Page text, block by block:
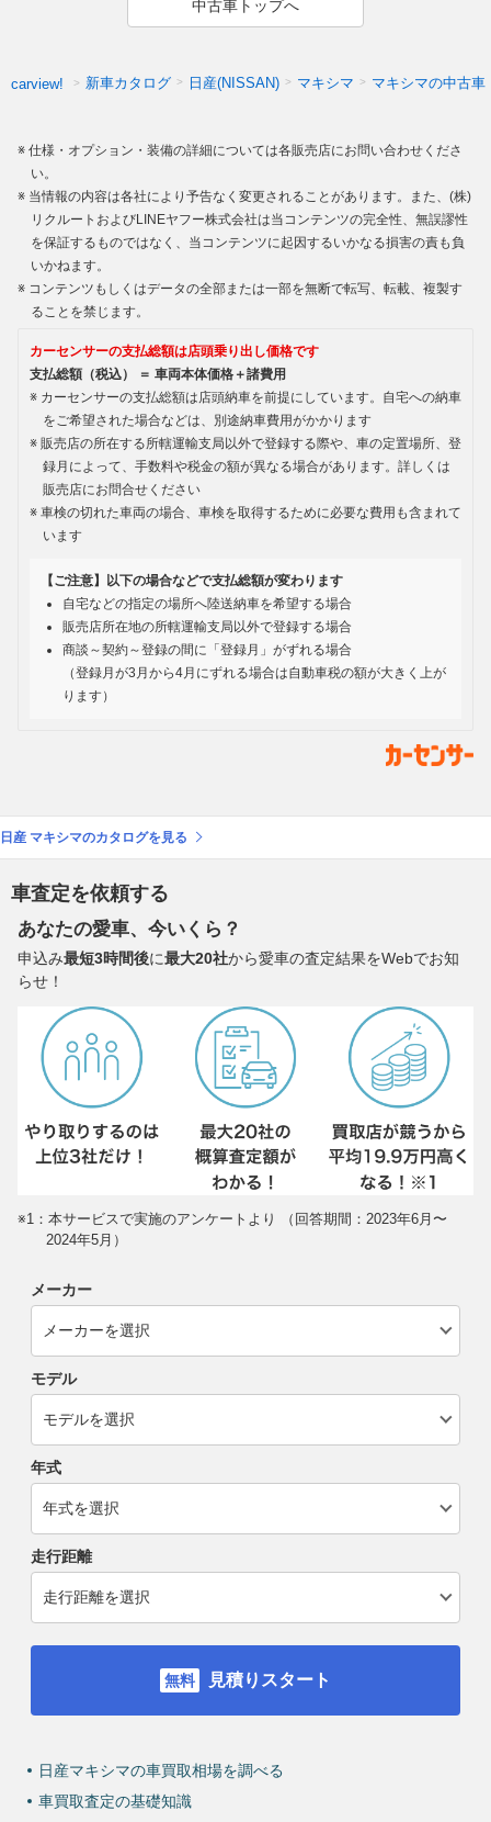
中古車トップへ
carview! 新車カタログ 日産(NISSAN) マキシマ マキシマの中古車
仕様・オプション・装備の詳細については各販売店にお問い合わせくださ
い。
当情報の内容は各社により予告なく変更されることがあります。また、(株)
リクルートおよびLINEヤフー株式会社は当コンテンツの完全性、無誤謬性
を保証するものではなく、当コンテンツに起因するいかなる損害の責も負
いかねます。
コンテンツもしくはデータの全部または一部を無断で転写、転載、複製す
ることを禁じます。
カーセンサーの支払総額は店頭乗り出し価格です
支払総額（税込） ＝ 車両本体価格＋諸費用
カーセンサーの支払総額は店頭納車を前提にしています。自宅への納車
をご希望された場合などは、別途納車費用がかかります
販売店の所在する所轄運輸支局以外で登録する際や、車の定置場所、登
録月によって、手数料や税金の額が異なる場合があります。詳しくは
販売店にお問合せください
車検の切れた車両の場合、車検を取得するために必要な費用も含まれて
います
【ご注意】以下の場合などで支払総額が変わります
自宅などの指定の場所へ陸送納車を希望する場合
販売店所在地の所轄運輸支局以外で登録する場合
商談～契約～登録の間に「登録月」がずれる場合
（登録月が3月から4月にずれる場合は自動車税の額が大きく上が
ります）
日産 マキシマのカタログを見る
車査定を依頼する
あなたの愛車、今いくら？
申込み最短3時間後に最大20社から愛車の査定結果をWebでお知
らせ！
※1：本サービスで実施のアンケートより （回答期間：2023年6月〜
2024年5月）
メーカー
モデル
年式
走行距離
見積りスタート
日産マキシマの車買取相場を調べる
車買取査定の基礎知識